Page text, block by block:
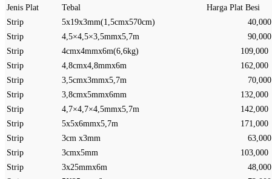
Jenis Plat Tebal
Harga Plat Besi
Strip
5x19x3mm(1,5cmx570cm)
40,000
Strip
4,5×4,5×3,5mmx5,7m
90,000
Strip
4cmx4mmx6m(6,6kg)
109,000
Strip
4,8cmx4,8mmx6m
162,000
Strip
3,5cmx3mmx5,7m
70,000
Strip
3,8cmx5mmx6mm
132,000
Strip
4,7×4,7×4,5mmx5,7m
142,000
Strip
5x5x6mmx5,7m
171,000
Strip
3cm x3mm
63,000
Strip
3cmx5mm
103,000
Strip
3x25mmx6m
48,000